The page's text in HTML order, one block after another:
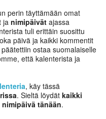
perin täyttämään omat
ja nimipäivät ajassa
tuli erittäin suosittu
päivä ja kaikki kommentit
päätettiin ostaa suomalaiselle
että kalenterista ja
, käy tässä
. Sieltä löydät kaikki
tänään.